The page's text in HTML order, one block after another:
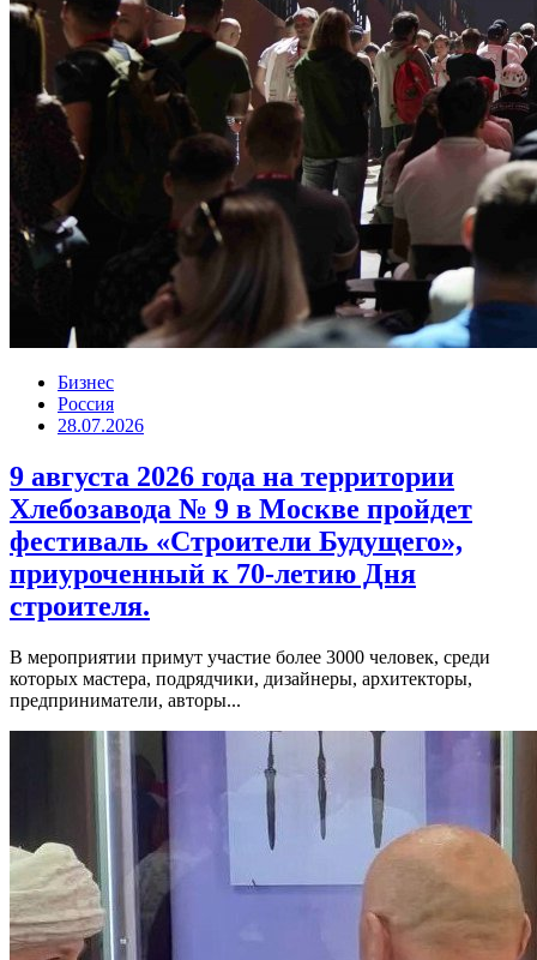
Бизнес
Россия
28.07.2026
9 августа 2026 года на территории
Хлебозавода № 9 в Москве пройдет
фестиваль «Строители Будущего»,
приуроченный к 70-летию Дня
строителя.
В мероприятии примут участие более 3000 человек, среди
которых мастера, подрядчики, дизайнеры, архитекторы,
предприниматели, авторы...